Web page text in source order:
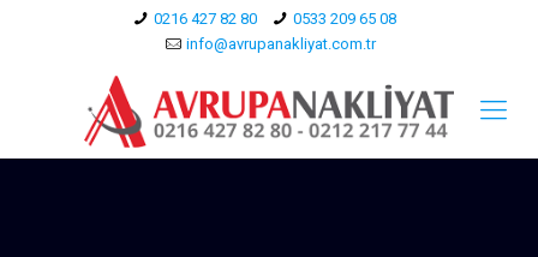
0216 427 82 80
0533 209 65 08
info@avrupanakliyat.com.tr